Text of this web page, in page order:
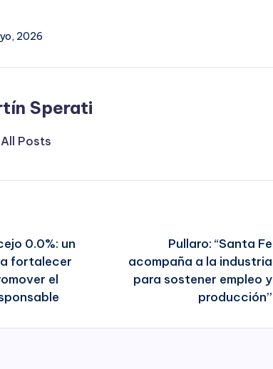
2026
Sperati
Posts
0.0%: un
fortalecer
el
Pullaro: “Santa Fe
acompaña a la industria
para sostener empleo y
producción”